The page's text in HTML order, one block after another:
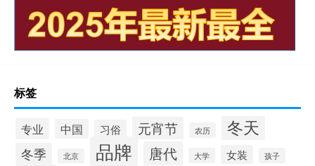
标签
专业 中国 习俗 元宵节 农历 冬天
冬季 北京 品牌 唐代 大学 女装 孩子